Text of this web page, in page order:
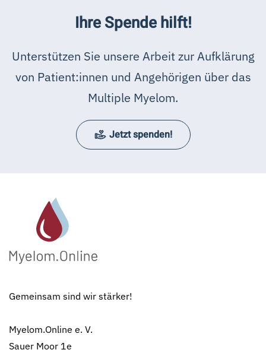
Ihre Spende hilft!
Unterstützen Sie unsere Arbeit zur Aufklärung
von Patient:innen und Angehörigen über das
Multiple Myelom.
Jetzt spenden!
Gemeinsam sind wir stärker!
Myelom.Online e. V.
Sauer Moor 1e